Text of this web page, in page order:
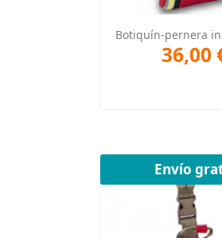
Vista
Botiquín-pernera
36,00
Envío